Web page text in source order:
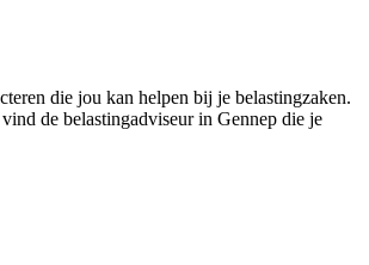
die jou kan helpen bij je belastingzaken.
de belastingadviseur in Gennep die je